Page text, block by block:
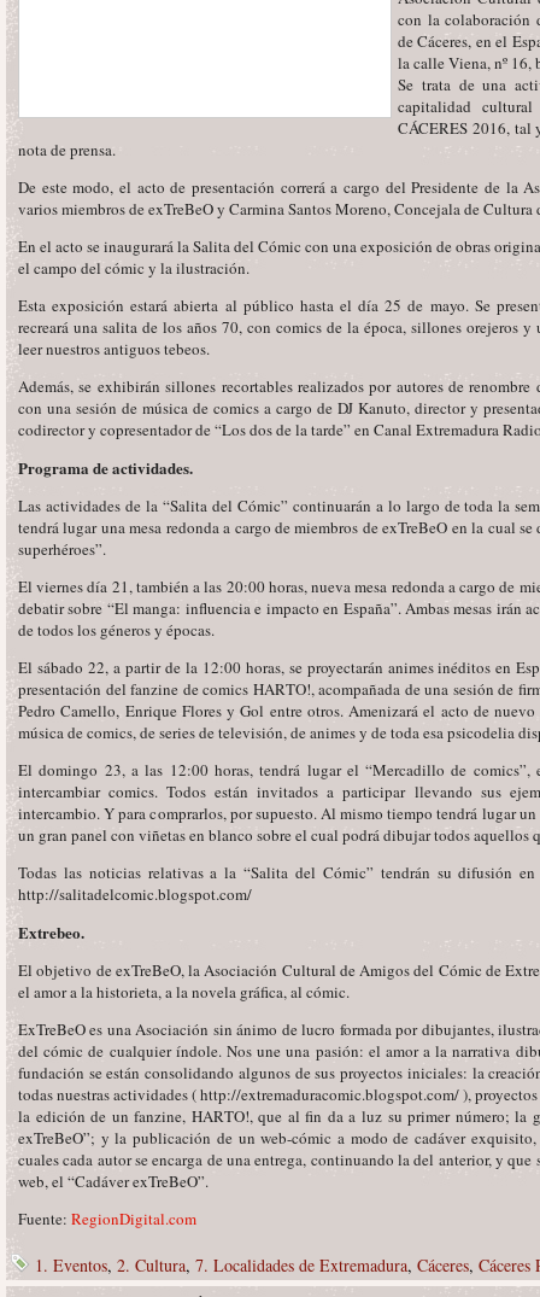
con la colaboración
de Cáceres, en el
la calle Viena, nº 16,
Se trata de una
capitalidad
CÁCERES 2016, tal
nota de prensa.
De este modo, el acto de presentación correrá a cargo del Presidente de la
varios miembros de exTreBeO y Carmina Santos Moreno, Concejala de Cultura
En el acto se inaugurará la Salita del Cómic con una exposición de obras
el campo del cómic y la ilustración.
Esta exposición estará abierta al público hasta el día 25 de mayo. Se
recreará una salita de los años 70, con comics de la época, sillones orejeros
leer nuestros antiguos tebeos.
Además, se exhibirán sillones recortables realizados por autores de
con una sesión de música de comics a cargo de DJ Kanuto, director y
codirector y copresentador de “Los dos de la tarde” en Canal Extremadura
Programa de actividades.
Las actividades de la “Salita del Cómic” continuarán a lo largo de toda la
tendrá lugar una mesa redonda a cargo de miembros de exTreBeO en la cual
superhéroes”.
El viernes día 21, también a las 20:00 horas, nueva mesa redonda a cargo de
debatir sobre “El manga: influencia e impacto en España”. Ambas mesas irán
de todos los géneros y épocas.
El sábado 22, a partir de la 12:00 horas, se proyectarán animes inéditos en
presentación del fanzine de comics HARTO!, acompañada de una sesión de
Pedro Camello, Enrique Flores y Gol entre otros. Amenizará el acto de
música de comics, de series de televisión, de animes y de toda esa psicodelia
El domingo 23, a las 12:00 horas, tendrá lugar el “Mercadillo de comics”,
intercambiar comics. Todos están invitados a participar llevando sus
intercambio. Y para comprarlos, por supuesto. Al mismo tiempo tendrá lugar
un gran panel con viñetas en blanco sobre el cual podrá dibujar todos aquellos
Todas las noticias relativas a la “Salita del Cómic” tendrán su difusión
http://salitadelcomic.blogspot.com/
Extrebeo.
El objetivo de exTreBeO, la Asociación Cultural de Amigos del Cómic de
el amor a la historieta, a la novela gráfica, al cómic.
ExTreBeO es una Asociación sin ánimo de lucro formada por dibujantes,
del cómic de cualquier índole. Nos une una pasión: el amor a la narrativa
fundación se están consolidando algunos de sus proyectos iniciales: la
todas nuestras actividades ( http://extremaduracomic.blogspot.com/ ),
la edición de un fanzine, HARTO!, que al fin da a luz su primer número; la
exTreBeO”; y la publicación de un web-cómic a modo de cadáver
cuales cada autor se encarga de una entrega, continuando la del anterior, y
web, el “Cadáver exTreBeO”.
Fuente: RegionDigital.com
1. Eventos, 2. Cultura, 7. Localidades de Extremadura, Cáceres, Cáceres